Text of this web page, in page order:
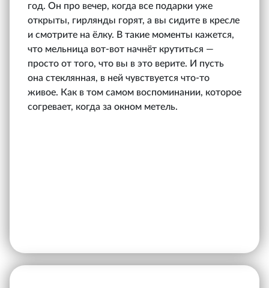
год. Он про вечер, когда все подарки уже
открыты, гирлянды горят, а вы сидите в кресле
и смотрите на ёлку. В такие моменты кажется,
что мельница вот-вот начнёт крутиться —
просто от того, что вы в это верите. И пусть
она стеклянная, в ней чувствуется что-то
живое. Как в том самом воспоминании, которое
согревает, когда за окном метель.